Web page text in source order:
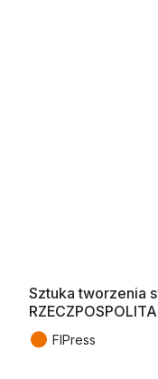
Sztuka tworzenia
● FIPress